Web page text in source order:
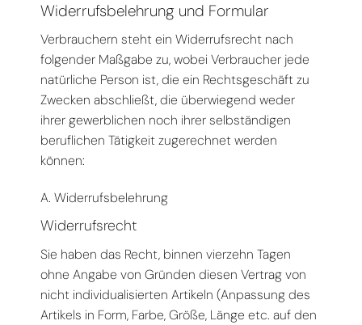
Widerrufsbelehrung und Formular
Verbrauchern steht ein Widerrufsrecht nach
folgender Maßgabe zu, wobei Verbraucher jede
natürliche Person ist, die ein Rechtsgeschäft zu
Zwecken abschließt, die überwiegend weder
ihrer gewerblichen noch ihrer selbständigen
beruflichen Tätigkeit zugerechnet werden
können:
A. Widerrufsbelehrung
Widerrufsrecht
Sie haben das Recht, binnen vierzehn Tagen
ohne Angabe von Gründen diesen Vertrag von
nicht individualisierten Artikeln (Anpassung des
Artikels in Form, Farbe, Größe, Länge etc. auf den